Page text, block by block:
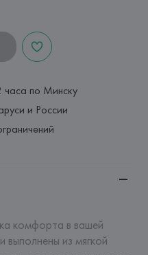
часа по Минску
и России
комфорта в вашей
выполнены из мягкой